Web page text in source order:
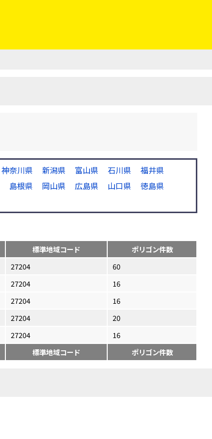
神奈川県 新潟県 富山県 石川県
福井県
島根県 岡山県 広島県 山口県
徳島県
標準地域コード
ポリゴン件数
27204
60
27204
16
27204
16
27204
20
27204
16
標準地域コード ポリゴン件数